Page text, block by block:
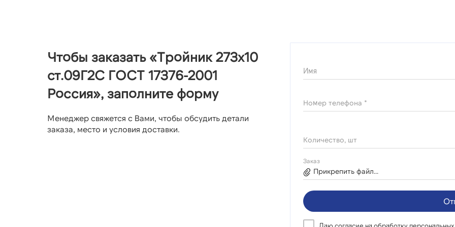
Чтобы заказать «Тройник 273х10
ст.09Г2С ГОСТ 17376-2001
Россия», заполните форму
Менеджер свяжется с Вами, чтобы обсудить детали
заказа, место и условия доставки.
Имя
Номер телефона *
Количество, шт
Заказ
Прикрепить файл...